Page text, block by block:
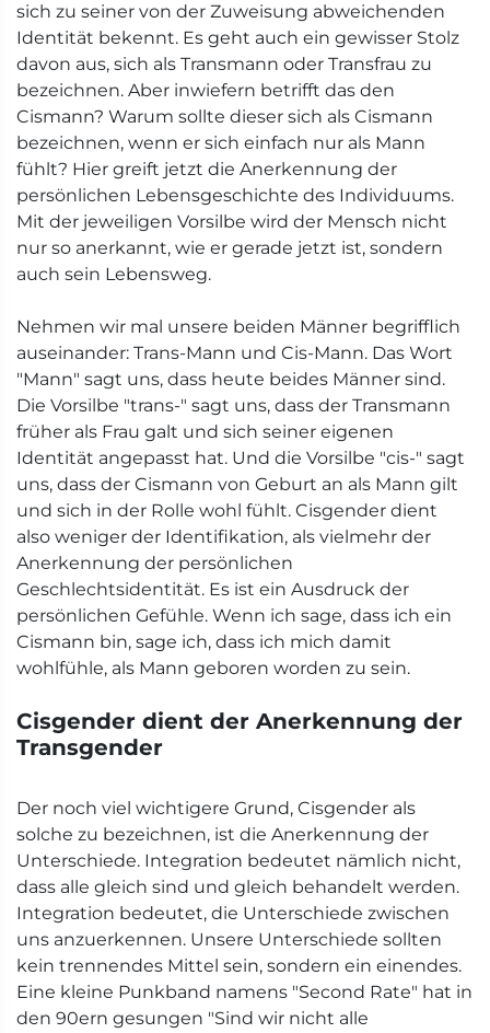
sich zu seiner von der Zuweisung abweichenden
Identität bekennt. Es geht auch ein gewisser Stolz
davon aus, sich als Transmann oder Transfrau zu
bezeichnen. Aber inwiefern betrifft das den
Cismann? Warum sollte dieser sich als Cismann
bezeichnen, wenn er sich einfach nur als Mann
fühlt? Hier greift jetzt die Anerkennung der
persönlichen Lebensgeschichte des Individuums.
Mit der jeweiligen Vorsilbe wird der Mensch nicht
nur so anerkannt, wie er gerade jetzt ist, sondern
auch sein Lebensweg.
Nehmen wir mal unsere beiden Männer begrifflich
auseinander: Trans-Mann und Cis-Mann. Das Wort
"Mann" sagt uns, dass heute beides Männer sind.
Die Vorsilbe "trans-" sagt uns, dass der Transmann
früher als Frau galt und sich seiner eigenen
Identität angepasst hat. Und die Vorsilbe "cis-" sagt
uns, dass der Cismann von Geburt an als Mann gilt
und sich in der Rolle wohl fühlt. Cisgender dient
also weniger der Identifikation, als vielmehr der
Anerkennung der persönlichen
Geschlechtsidentität. Es ist ein Ausdruck der
persönlichen Gefühle. Wenn ich sage, dass ich ein
Cismann bin, sage ich, dass ich mich damit
wohlfühle, als Mann geboren worden zu sein.
Cisgender dient der Anerkennung der
Transgender
Der noch viel wichtigere Grund, Cisgender als
solche zu bezeichnen, ist die Anerkennung der
Unterschiede. Integration bedeutet nämlich nicht,
dass alle gleich sind und gleich behandelt werden.
Integration bedeutet, die Unterschiede zwischen
uns anzuerkennen. Unsere Unterschiede sollten
kein trennendes Mittel sein, sondern ein einendes.
Eine kleine Punkband namens "Second Rate" hat in
den 90ern gesungen "Sind wir nicht alle